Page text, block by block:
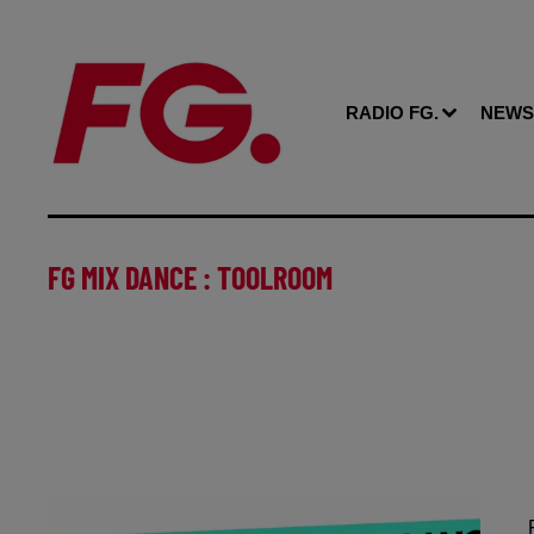
RADIO FG. NEWS
FG MIX DANCE : TOOLROOM